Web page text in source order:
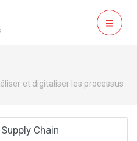
ouvrir
et digitaliser les processus
Chain